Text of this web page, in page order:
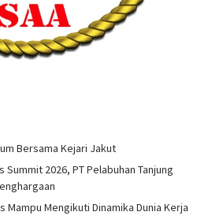
Bersama Kejari Jakut
2026, PT Pelabuhan Tanjung
Mengikuti Dinamika Dunia Kerja